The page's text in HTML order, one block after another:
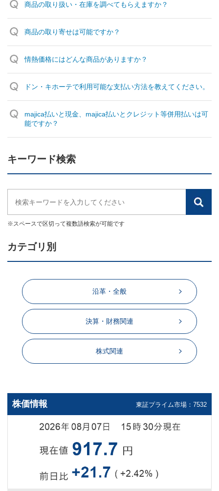
商品の取り扱い・在庫を調べてもらえますか？
商品の取り寄せは可能ですか？
情熱価格にはどんな商品がありますか？
ドン・キホーテで利用可能な支払い方法を教えてください。
majica払いと現金、majica払いとクレジット等併用払いは可
能ですか？
キーワード検索
※スペースで区切って複数語検索が可能です
カテゴリ別
沿革・全般
決算・財務関連
株式関連
株価情報 東証プライム市場：7532